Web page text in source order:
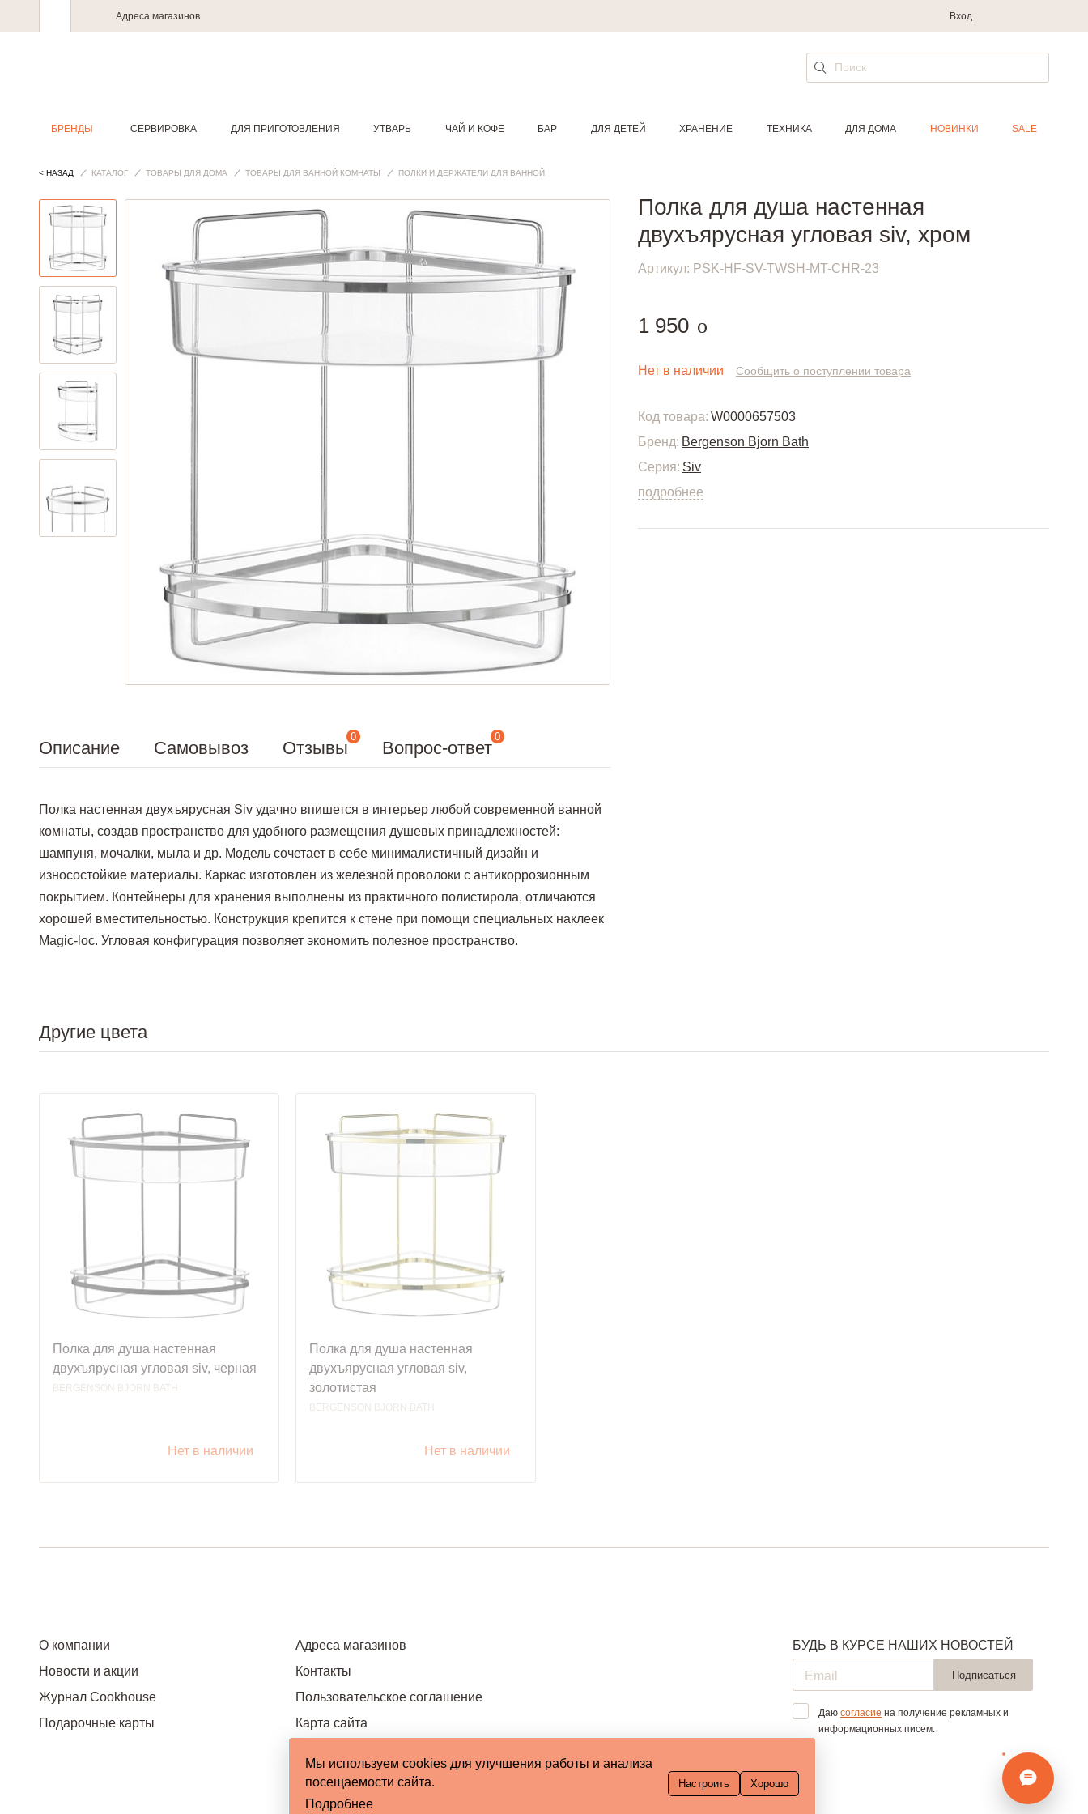
Адреса магазинов Вход
БРЕНДЫ СЕРВИРОВКА ДЛЯ ПРИГОТОВЛЕНИЯ УТВАРЬ ЧАЙ И КОФЕ БАР ДЛЯ ДЕТЕЙ ХРАНЕНИЕ ТЕХНИКА ДЛЯ ДОМА НОВИНКИ SALE
< НАЗАД КАТАЛОГ ТОВАРЫ ДЛЯ ДОМА ТОВАРЫ ДЛЯ ВАННОЙ КОМНАТЫ ПОЛКИ И ДЕРЖАТЕЛИ ДЛЯ ВАННОЙ
Описание Самовывоз Отзывы
0
Вопрос-ответ
0
Полка настенная двухъярусная Siv удачно впишется в интерьер любой современной ванной
комнаты, создав пространство для удобного размещения душевых принадлежностей:
шампуня, мочалки, мыла и др. Модель сочетает в себе минималистичный дизайн и
износостойкие материалы. Каркас изготовлен из железной проволоки с антикоррозионным
покрытием. Контейнеры для хранения выполнены из практичного полистирола, отличаются
хорошей вместительностью. Конструкция крепится к стене при помощи специальных наклеек
Magic-loc. Угловая конфигурация позволяет экономить полезное пространство.
Полка для душа настенная
двухъярусная угловая siv, хром
Артикул: PSK-HF-SV-TWSH-MT-CHR-23
1 950 руб.
o
Нет в наличии Сообщить о поступлении товара
Код товара: W0000657503
Бренд: Bergenson Bjorn Bath
Серия: Siv
подробнее
Другие цвета
Полка для душа настенная
двухъярусная угловая siv, черная
BERGENSON BJORN BATH
Нет в наличии
Полка для душа настенная
двухъярусная угловая siv,
золотистая
BERGENSON BJORN BATH
Нет в наличии
О компании
Новости и акции
Журнал Cookhouse
Подарочные карты
Адреса магазинов
Контакты
Пользовательское соглашение
Карта сайта
БУДЬ В КУРСЕ НАШИХ НОВОСТЕЙ
Подписаться
Даюсогласие на получение рекламных и
информационных писем.
Мы используем cookies для улучшения работы и анализа
посещаемости сайта.
Подробнее
Настроить Хорошо